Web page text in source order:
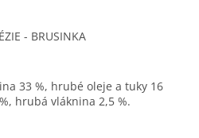
- BRUSINKA
33 %, hrubé oleje a tuky 16
hrubá vláknina 2,5 %.